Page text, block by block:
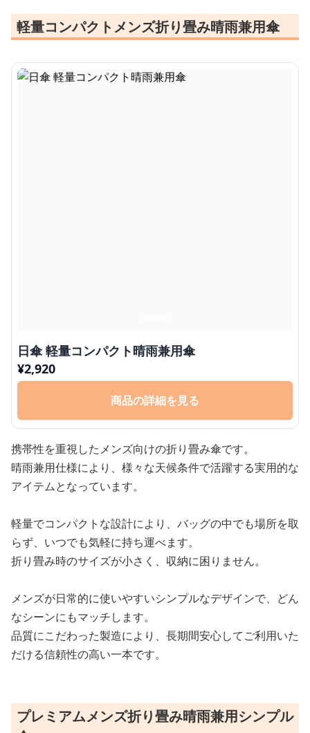
軽量コンパクトメンズ折り畳み晴雨兼用傘
日傘 軽量コンパクト晴雨兼用傘
¥2,920
商品の詳細を見る
携帯性を重視したメンズ向けの折り畳み傘です。
晴雨兼用仕様により、様々な天候条件で活躍する実用的な
アイテムとなっています。
軽量でコンパクトな設計により、バッグの中でも場所を取
らず、いつでも気軽に持ち運べます。
折り畳み時のサイズが小さく、収納に困りません。
メンズが日常的に使いやすいシンプルなデザインで、どん
なシーンにもマッチします。
品質にこだわった製造により、長期間安心してご利用いた
だける信頼性の高い一本です。
プレミアムメンズ折り畳み晴雨兼用シンプル